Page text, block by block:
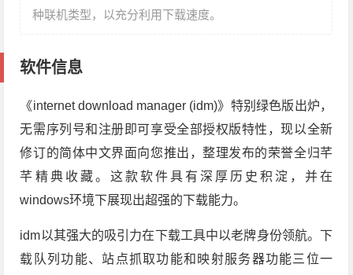
种联机类型，以充分利用下载速度。
软件信息
《internet download manager (idm)》特别绿色版出炉，
无需序列号和注册即可享受全部授权版特性，现以全新
修订的简体中文界面向您推出，整理发布的荣誉全归芊
芊精典收藏。这款软件具有深厚历史积淀，并在
windows环境下展现出超强的下载能力。
idm以其强大的吸引力在下载工具中以老牌身份领航。下
载队列功能、站点抓取功能和映射服务器功能三位一